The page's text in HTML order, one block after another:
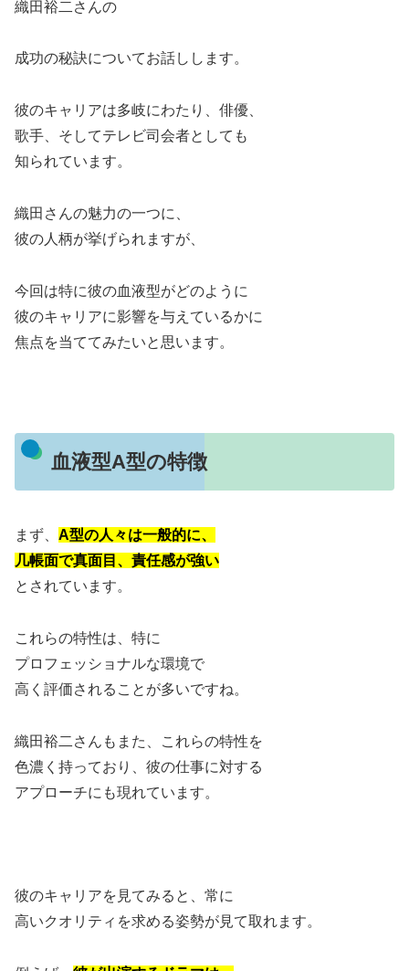
織田裕二さんの
成功の秘訣についてお話しします。
彼のキャリアは多岐にわたり、俳優、
歌手、そしてテレビ司会者としても
知られています。
織田さんの魅力の一つに、
彼の人柄が挙げられますが、
今回は特に彼の血液型がどのように
彼のキャリアに影響を与えているかに
焦点を当ててみたいと思います。
血液型A型の特徴
まず、 A型の人々は一般的に、
几帳面で真面目、責任感が強い
とされています。
これらの特性は、特に
プロフェッショナルな環境で
高く評価されることが多いですね。
織田裕二さんもまた、これらの特性を
色濃く持っており、彼の仕事に対する
アプローチにも現れています。
彼のキャリアを見てみると、常に
高いクオリティを求める姿勢が見て取れます。